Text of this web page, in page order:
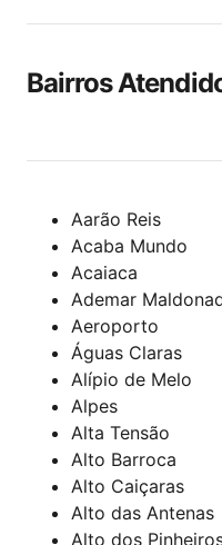
Bairros
Aarão Reis
Acaba Mundo
Acaiaca
Ademar
Aeroporto
Águas Claras
Alípio de Melo
Alpes
Alta Tensão
Alto Barroca
Alto Caiçaras
Alto das Antenas
Alto dos